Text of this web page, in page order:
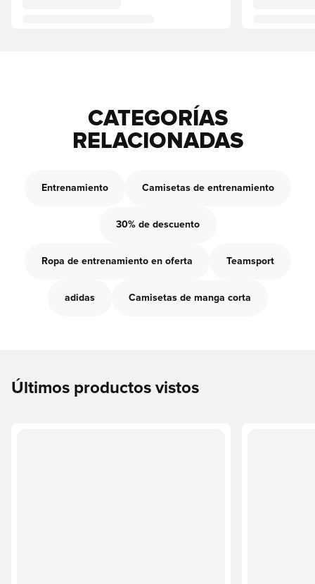
CATEGORÍAS
RELACIONADAS
Entrenamiento Camisetas de entrenamiento
30% de descuento
Ropa de entrenamiento en oferta Teamsport
adidas Camisetas de manga corta
Últimos productos vistos